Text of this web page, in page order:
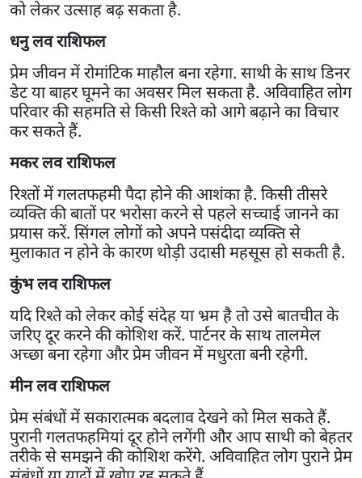
को लेकर उत्साह बढ़ सकता है.
धनु लव राशिफल
प्रेम जीवन में रोमांटिक माहौल बना रहेगा. साथी के साथ डिनर
डेट या बाहर घूमने का अवसर मिल सकता है. अविवाहित लोग
परिवार की सहमति से किसी रिश्ते को आगे बढ़ाने का विचार
कर सकते हैं.
मकर लव राशिफल
रिश्तों में गलतफहमी पैदा होने की आशंका है. किसी तीसरे
व्यक्ति की बातों पर भरोसा करने से पहले सच्चाई जानने का
प्रयास करें. सिंगल लोगों को अपने पसंदीदा व्यक्ति से
मुलाकात न होने के कारण थोड़ी उदासी महसूस हो सकती है.
कुंभ लव राशिफल
यदि रिश्ते को लेकर कोई संदेह या भ्रम है तो उसे बातचीत के
जरिए दूर करने की कोशिश करें. पार्टनर के साथ तालमेल
अच्छा बना रहेगा और प्रेम जीवन में मधुरता बनी रहेगी.
मीन लव राशिफल
प्रेम संबंधों में सकारात्मक बदलाव देखने को मिल सकते हैं.
पुरानी गलतफहमियां दूर होने लगेंगी और आप साथी को बेहतर
तरीके से समझने की कोशिश करेंगे. अविवाहित लोग पुराने प्रेम